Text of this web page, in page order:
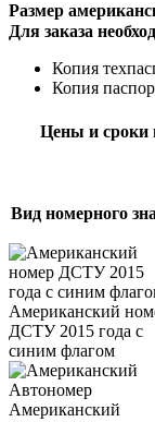
Размер
Для заказа
Копия
Копия
Цены и сроки
Вид номерного
Американский
ДСТУ 2015 года с
синим флагом
Американский